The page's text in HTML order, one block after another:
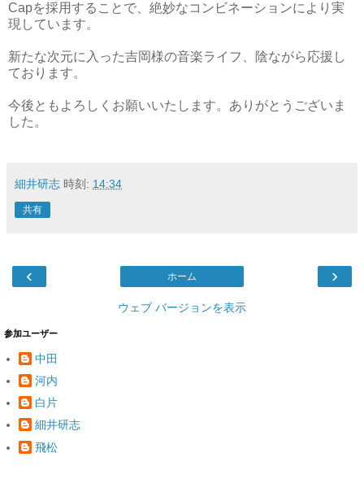
Capを採用することで、絶妙なコンビネーションにより実
現しています。
新たな次元に入った吉岡様の音楽ライフ、陰ながら応援し
ております。
今後ともよろしくお願いいたします。ありがとうございま
した。
細井研志 時刻: 14:34
共有
‹ ›
ホーム
ウェブ バージョンを表示
参加ユーザー
中田
河内
白片
細井研志
飛松